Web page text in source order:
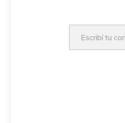
Escribí tu correo electrónico…